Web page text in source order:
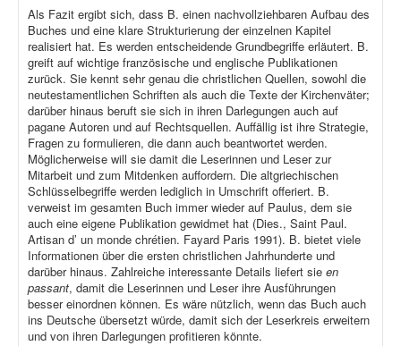
Als Fazit ergibt sich, dass B. einen nachvollziehbaren Aufbau des
Buches und eine klare Strukturierung der einzelnen Kapitel
realisiert hat. Es werden entscheidende Grundbegriffe erläutert. B.
greift auf wichtige französische und englische Publikationen
zurück. Sie kennt sehr genau die christlichen Quellen, sowohl die
neutestamentlichen Schriften als auch die Texte der Kirchenväter;
darüber hinaus beruft sie sich in ihren Darlegungen auch auf
pagane Autoren und auf Rechtsquellen. Auffällig ist ihre Strategie,
Fragen zu formulieren, die dann auch beantwortet werden.
Möglicherweise will sie damit die Leserinnen und Leser zur
Mitarbeit und zum Mitdenken auffordern. Die altgriechischen
Schlüsselbegriffe werden lediglich in Umschrift offeriert. B.
verweist im gesamten Buch immer wieder auf Paulus, dem sie
auch eine eigene Publikation gewidmet hat (Dies., Saint Paul.
Artisan d’ un monde chrétien. Fayard Paris 1991). B. bietet viele
Informationen über die ersten christlichen Jahrhunderte und
darüber hinaus. Zahlreiche interessante Details liefert sie en
passant, damit die Leserinnen und Leser ihre Ausführungen
besser einordnen können. Es wäre nützlich, wenn das Buch auch
ins Deutsche übersetzt würde, damit sich der Leserkreis erweitern
und von ihren Darlegungen profitieren könnte.